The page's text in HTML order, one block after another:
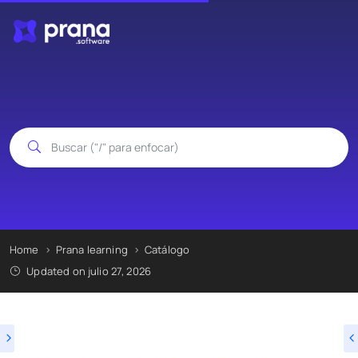
Home Prana learning
Catálogo
Updated on julio 27, 2026